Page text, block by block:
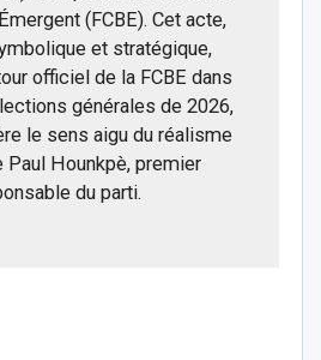
(FCBE). Cet acte,
et stratégique,
officiel de la FCBE dans
générales de 2026,
le sens aigu du réalisme
Paul Hounkpè, premier
du parti.